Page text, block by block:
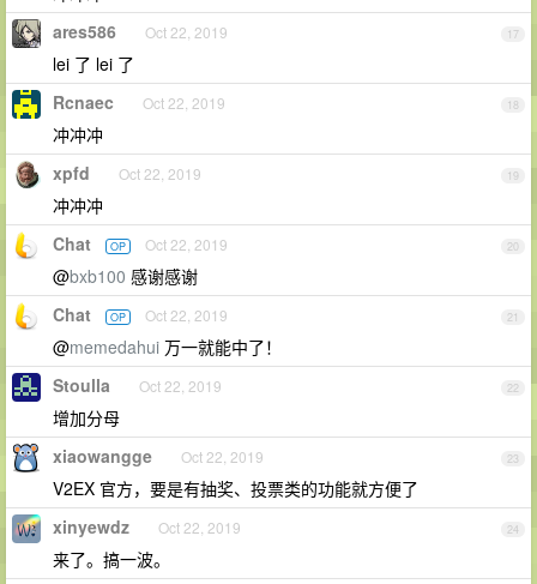
17
ares586 Oct 22, 2019
lei 了 lei 了
18
Rcnaec Oct 22, 2019
冲冲冲
19
xpfd Oct 22, 2019
冲冲冲
20
Chat OP Oct 22, 2019
@bxb100 感谢感谢
21
Chat OP Oct 22, 2019
@memedahui 万一就能中了！
22
Stoulla Oct 22, 2019
增加分母
23
xiaowangge Oct 22, 2019
V2EX 官方，要是有抽奖、投票类的功能就方便了
24
xinyewdz Oct 22, 2019
来了。搞一波。